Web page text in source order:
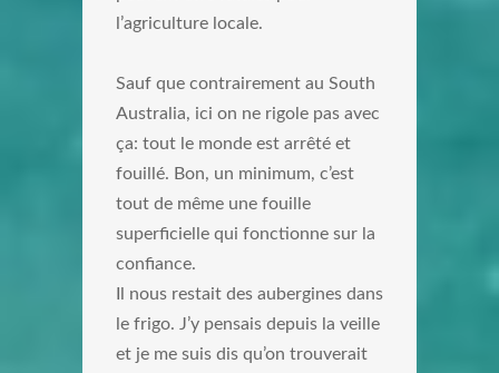
l’agriculture locale.
Sauf que contrairement au South
Australia, ici on ne rigole pas avec
ça: tout le monde est arrêté et
fouillé. Bon, un minimum, c’est
tout de même une fouille
superficielle qui fonctionne sur la
confiance.
Il nous restait des aubergines dans
le frigo. J’y pensais depuis la veille
et je me suis dis qu’on trouverait